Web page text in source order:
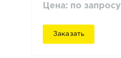
Цена: по запросу
Заказать